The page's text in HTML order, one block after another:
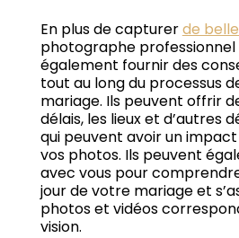
En plus de capturerde
photographe
également fournir des
tout au long du processus
mariage. Ils peuvent offrir
délais, les lieux et d’autres
qui peuvent avoir un
vos photos. Ils peuvent
avec vous pour
jour de votre mariage et
photos et vidéos
vision.